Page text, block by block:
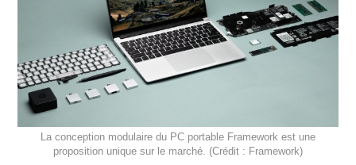
La conception modulaire du PC portable Framework est une
proposition unique sur le marché. (Crédit : Framework)